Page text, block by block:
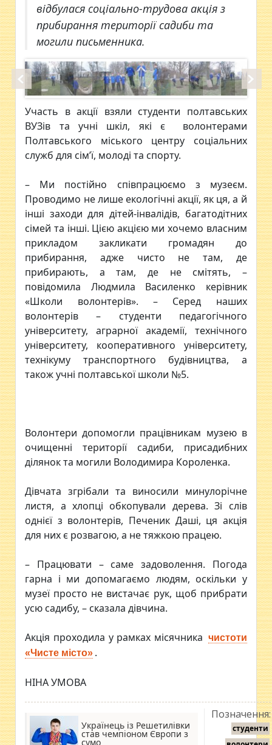
відбулася соціально-трудова акція з
прибирання території садиби та
могили письменника.
Участь в акції взяли студенти полтавських
ВУЗів та учні шкіл, які є волонтерами
Полтавського міського центру соціальних
служб для сім’ї, молоді та спорту.
– Ми постійно співпрацюємо з музеєм.
Проводимо не лише екологічні акції, як ця, а й
інші заходи для дітей-інвалідів, багатодітних
сімей та інші. Цією акцією ми хочемо власним
прикладом закликати громадян до
прибирання, адже чисто не там, де
прибирають, а там, де не смітять, –
повідомила Людмила Василенко керівник
«Школи волонтерів». – Серед наших
волонтерів – студенти педагогічного
університету, аграрної академії, технічного
університету, кооперативного університету,
технікуму транспортного будівництва, а
також учні полтавської школи №5.
Волонтери допомогли працівникам музею в
очищенні території садиби, присадибних
ділянок та могили Володимира Короленка.
Дівчата згрібали та виносили минулорічне
листя, а хлопці обкопували дерева. Зі слів
однієї з волонтерів, Печеник Даші, ця акція
для них є розвагою, а не тяжкою працею.
– Працювати – саме задоволення. Погода
гарна і ми допомагаємо людям, оскільки у
музеї просто не вистачає рук, щоб прибрати
усю садибу, – сказала дівчина.
Акція проходила у рамках місячника чистоти
«Чисте місто» .
НІНА УМОВА
Українець із Решетилівки
став чемпіоном Європи з
сумо
Позначення:
студенти